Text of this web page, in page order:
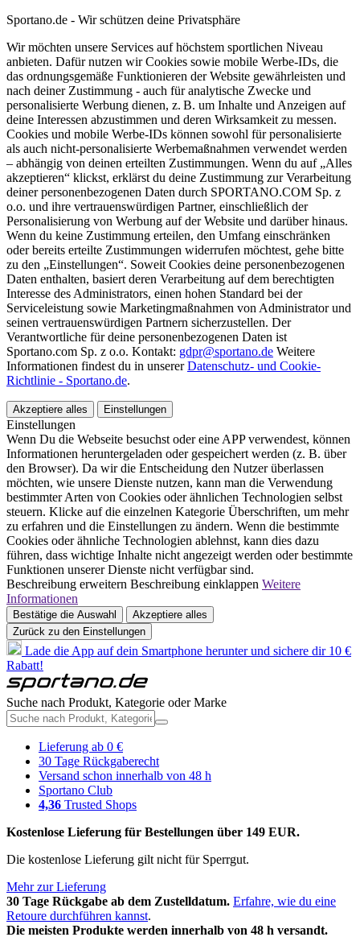
Sportano.de - Wir schützen deine Privatsphäre
Wir möchten unsere Services auf höchstem sportlichen Niveau
anbieten. Dafür nutzen wir Cookies sowie mobile Werbe-IDs, die
das ordnungsgemäße Funktionieren der Website gewährleisten und
nach deiner Zustimmung - auch für analytische Zwecke und
personalisierte Werbung dienen, z. B. um Inhalte und Anzeigen auf
deine Interessen abzustimmen und deren Wirksamkeit zu messen.
Cookies und mobile Werbe-IDs können sowohl für personalisierte
als auch nicht-personalisierte Werbemaßnahmen verwendet werden
– abhängig von deinen erteilten Zustimmungen. Wenn du auf „Alles
akzeptieren“ klickst, erklärst du deine Zustimmung zur Verarbeitung
deiner personenbezogenen Daten durch SPORTANO.COM Sp. z
o.o. und ihre vertrauenswürdigen Partner, einschließlich der
Personalisierung von Werbung auf der Website und darüber hinaus.
Wenn du keine Zustimmung erteilen, den Umfang einschränken
oder bereits erteilte Zustimmungen widerrufen möchtest, gehe bitte
zu den „Einstellungen“. Soweit Cookies deine personenbezogenen
Daten enthalten, basiert deren Verarbeitung auf dem berechtigten
Interesse des Administrators, einen hohen Standard bei der
Serviceleistung sowie Marketingmaßnahmen von Administrator und
seinen vertrauenswürdigen Partnern sicherzustellen. Der
Verantwortliche für deine personenbezogenen Daten ist
Sportano.com Sp. z o.o. Kontakt: gdpr@sportano.de Weitere
Informationen findest du in unsererDatenschutz- und Cookie-
Richtlinie - Sportano.de.
Akzeptiere alles Einstellungen
Einstellungen
Wenn Du die Webseite besuchst oder eine APP verwendest, können
Informationen heruntergeladen oder gespeichert werden (z. B. über
den Browser). Da wir die Entscheidung den Nutzer überlassen
möchten, wie unsere Dienste nutzen, kann man die Verwendung
bestimmter Arten von Cookies oder ähnlichen Technologien selbst
steuern. Klicke auf die einzelnen Kategorie Überschriften, um mehr
zu erfahren und die Einstellungen zu ändern. Wenn die bestimmte
Cookies oder ähnliche Technologien ablehnst, kann dies dazu
führen, dass wichtige Inhalte nicht angezeigt werden oder bestimmte
Funktionen unserer Dienste nicht verfügbar sind.
Beschreibung erweitern Beschreibung einklappen Weitere
Informationen
Bestätige die Auswahl
Akzeptiere alles
Zurück zu den Einstellungen
Lade die App auf dein Smartphone herunter und sichere dir 10 €
Rabatt!
Suche nach Produkt, Kategorie oder Marke
Lieferung ab 0 €
30 Tage Rückgaberecht
Versand schon innerhalb von 48 h
Sportano Club
4,36 Trusted Shops
Kostenlose Lieferung für Bestellungen über 149 EUR.
Die kostenlose Lieferung gilt nicht für Sperrgut.
Mehr zur Lieferung
30 Tage Rückgabe ab dem Zustelldatum. Erfahre, wie du eine
Retoure durchführen kannst.
Die meisten Produkte werden innerhalb von 48 h versandt.